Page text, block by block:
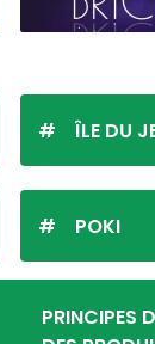
ÎLE DU
POKI
PRINCIPES